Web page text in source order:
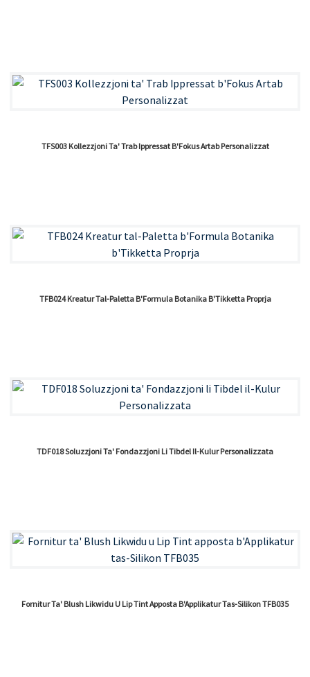
TFS003 Kollezzjoni Ta' Trab Ippressat B'Fokus Artab Personalizzat
TFB024 Kreatur Tal-Paletta B'Formula Botanika B'Tikketta Proprja
TDF018 Soluzzjoni Ta' Fondazzjoni Li Tibdel Il-Kulur Personalizzata
Fornitur Ta' Blush Likwidu U Lip Tint Apposta B'Applikatur Tas-Silikon TFB035